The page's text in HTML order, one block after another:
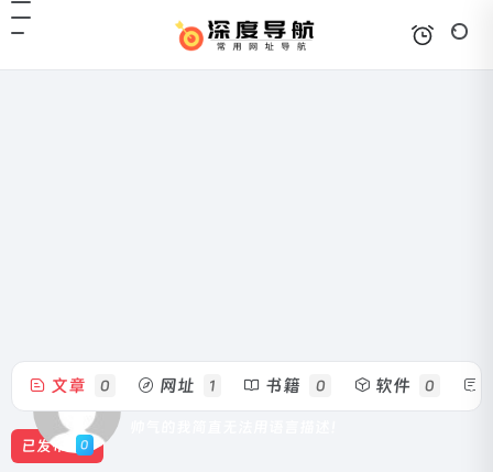
guarzmj
文章 0 网址 1 书籍 0 软件 0
已发布 0